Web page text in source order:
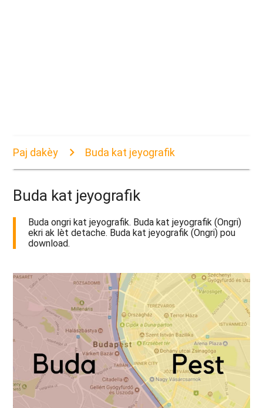
Paj dakèy Buda kat jeyografik
Buda kat jeyografik
Buda ongri kat jeyografik. Buda kat jeyografik (Ongri)
ekri ak lèt detache. Buda kat jeyografik (Ongri) pou
download.